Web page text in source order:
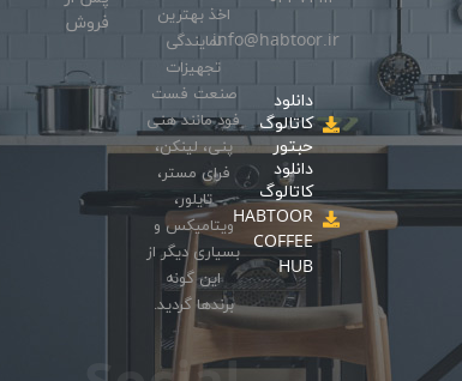
info@habtoor.ir
دانلود
کاتالوگ
حبتور
دانلود
کاتالوگ
HABTOOR
COFFEE
HUB
اخذ بهترین
نمایندگی
تجهیزات
صنعت فست
فود مانند هنی
پنی، لینکن،
فرای مستر،
تایلور،
ویتامیکس و
بسیاری دیگر از
این گونه
برندها گردید.
فروش